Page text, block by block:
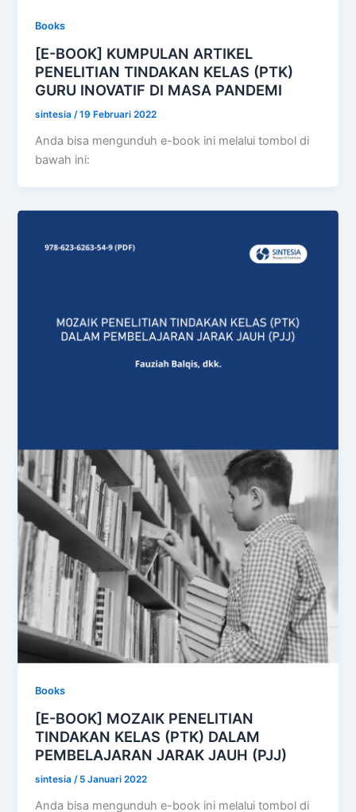
Books
[E-BOOK] KUMPULAN ARTIKEL
PENELITIAN TINDAKAN KELAS (PTK)
GURU INOVATIF DI MASA PANDEMI
sintesia/19 Februari 2022
Anda bisa mengunduh e-book ini melalui tombol di
bawah ini:
Books
[E-BOOK] MOZAIK PENELITIAN
TINDAKAN KELAS (PTK) DALAM
PEMBELAJARAN JARAK JAUH (PJJ)
sintesia/ 5 Januari 2022
Anda bisa mengunduh e-book ini melalui tombol di